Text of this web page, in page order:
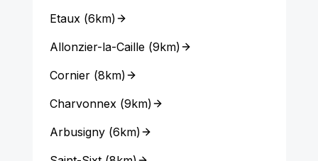
Etaux(6km)
Allonzier-la-Caille(9km)
Cornier(8km)
Charvonnex(9km)
Arbusigny(6km)